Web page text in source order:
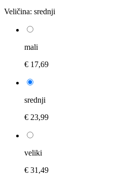
Veličina: srednji
mali
€ 17,69
srednji
€ 23,99
veliki
€ 31,49